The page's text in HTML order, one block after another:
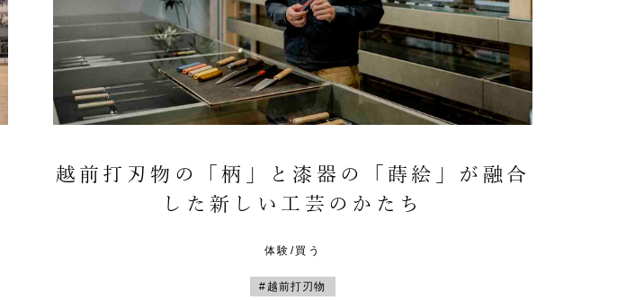
越前打刃物の「柄」と漆器の「蒔絵」が融合
した新しい工芸のかたち
体験/買う
#越前打刃物